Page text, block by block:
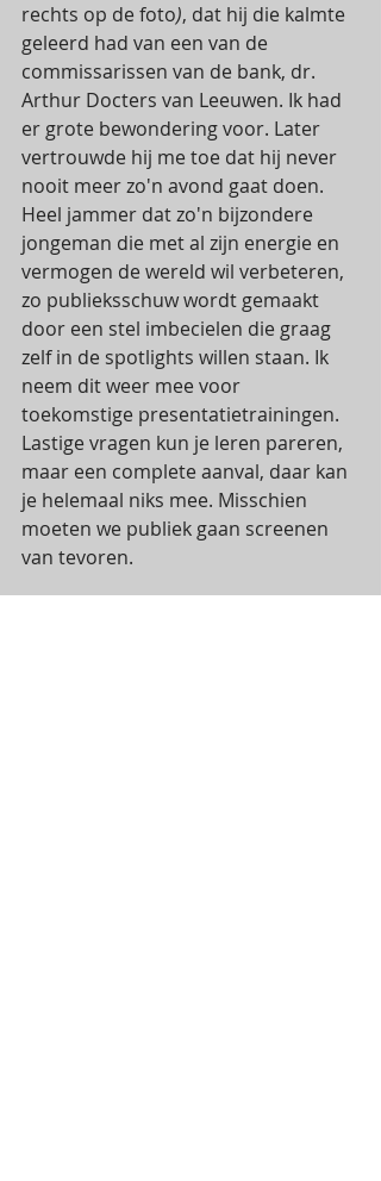
rechts op de foto), dat hij die kalmte
geleerd had van een van de
commissarissen van de bank, dr.
Arthur Docters van Leeuwen. Ik had
er grote bewondering voor. Later
vertrouwde hij me toe dat hij never
nooit meer zo'n avond gaat doen.
Heel jammer dat zo'n bijzondere
jongeman die met al zijn energie en
vermogen de wereld wil verbeteren,
zo publieksschuw wordt gemaakt
door een stel imbecielen die graag
zelf in de spotlights willen staan. Ik
neem dit weer mee voor
toekomstige presentatietrainingen.
Lastige vragen kun je leren pareren,
maar een complete aanval, daar kan
je helemaal niks mee. Misschien
moeten we publiek gaan screenen
van tevoren.